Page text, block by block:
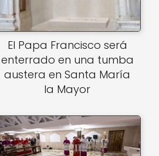
El Papa Francisco será
enterrado en una tumba
austera en Santa María
la Mayor